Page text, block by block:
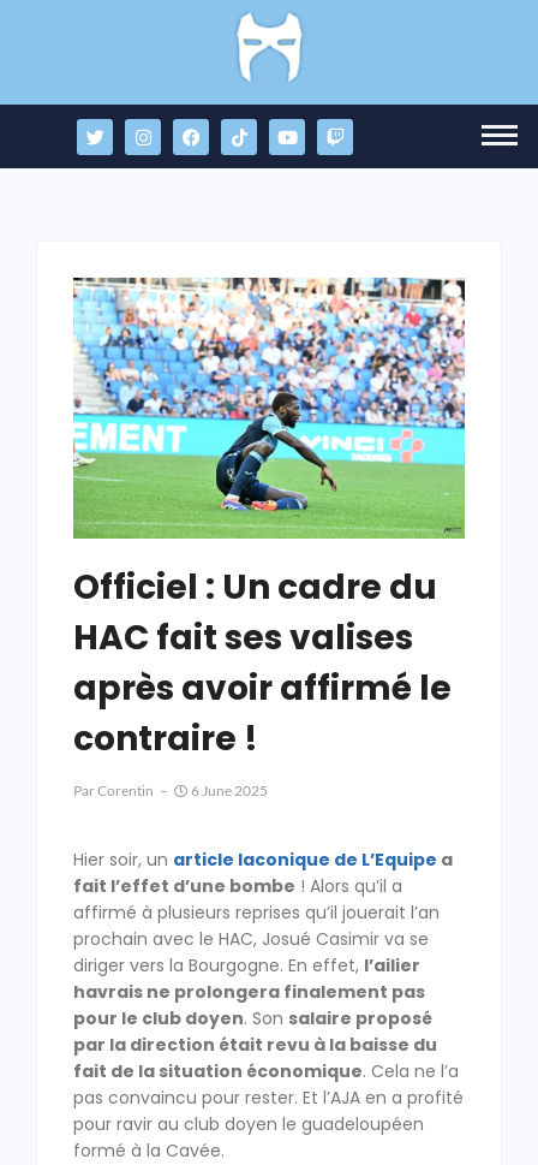
Officiel : Un cadre du
HAC fait ses valises
après avoir affirmé le
contraire !
ParCorentin 6 June 2025
Hier soir, un article laconique de L’Equipe a
fait l’effet d’une bombe ! Alors qu’il a
affirmé à plusieurs reprises qu’il jouerait l’an
prochain avec le HAC, Josué Casimir va se
diriger vers la Bourgogne. En effet, l’ailier
havrais ne prolongera finalement pas
pour le club doyen. Son salaire proposé
par la direction était revu à la baisse du
fait de la situation économique. Cela ne l’a
pas convaincu pour rester. Et l’AJA en a profité
pour ravir au club doyen le guadeloupéen
formé à la Cavée.